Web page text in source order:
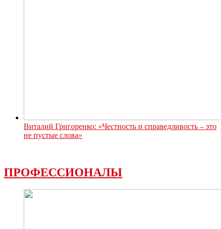
Виталий Григоренко: «Честность и справедливость – это
не пустые слова»
ПРОФЕССИОНАЛЫ